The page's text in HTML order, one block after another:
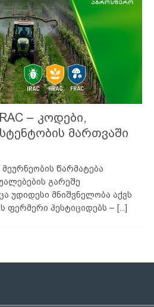
– კოდები,
მართვაში
წარმატება
გარეშე
უდიდესი მნიშვნელობა აქვს
ფერმერი პესტიციდებს – [...]